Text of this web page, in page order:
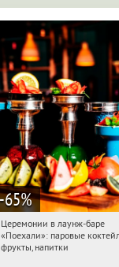
-65%
09:34:59
Екатеринбург, Мельковская
Церемонии в лаунж-баре
«Поехали»: паровые
фрукты, напитки